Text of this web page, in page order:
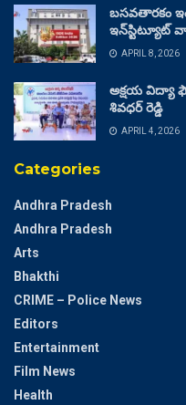
బసవతారకం
ఇన్‌స్టిట్యూట్
APRIL 8, 2026
అక్షయ విద్యా
శివధర్ రెడ్డి
APRIL 4, 2026
Categories
Andhra Pradesh
Andhra Pradesh
Arts
Bhakthi
CRIME – Police News
Editors
Entertainment
Film News
Health